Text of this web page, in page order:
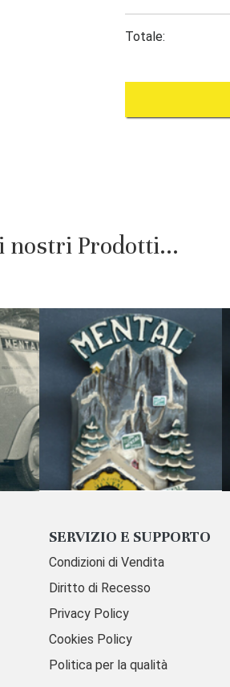
Totale:
nostri Prodotti...
SERVIZIO E SUPPORTO
Condizioni di Vendita
Diritto di Recesso
Privacy Policy
Cookies Policy
Politica per la qualità